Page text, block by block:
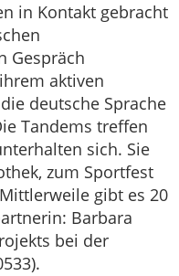
in Kontakt gebracht
Gespräch
aktiven
deutsche Sprache
Tandems treffen
sich. Sie
zum Sportfest
gibt es 20
Barbara
bei der